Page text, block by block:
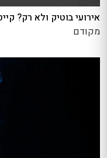
אירועי בוטיק ולא רק?
מקודם